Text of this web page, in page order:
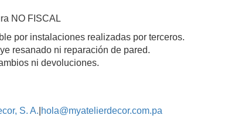
NO FISCAL
por instalaciones realizadas por terceros.
resanado ni reparación de pared.
ni devoluciones.
S. A. hola@myatelierdecor.com.pa